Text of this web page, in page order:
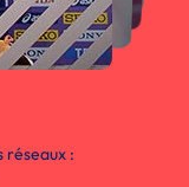
réseaux :